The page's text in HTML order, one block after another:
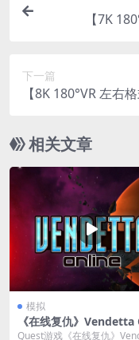
【7K
下一篇
【8K 180°VR 左右
相关文章
模拟
《在线复仇》Vendetta
e
Quest游戏《在线复仇》